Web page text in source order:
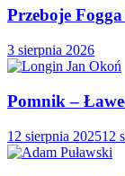
Przeboje
3 sierpnia 2026
Pomnik –
12 sierpnia 202512